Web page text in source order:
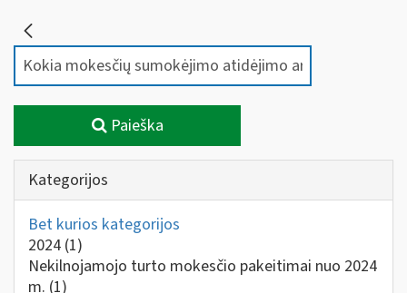
Paieška
Kategorijos
Bet kurios kategorijos
2024 (1)
Nekilnojamojo turto mokesčio pakeitimai nuo 2024
m. (1)